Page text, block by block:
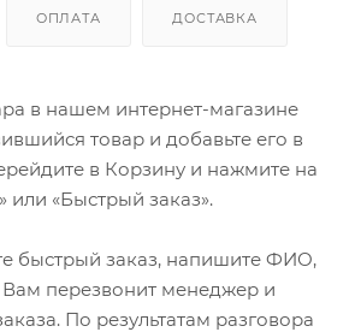
ОПЛАТА ДОСТАВКА
в нашем интернет-магазине
товар и добавьте его в
в Корзину и нажмите на
или «Быстрый заказ».
быстрый заказ, напишите ФИО,
перезвонит менеджер и
По результатам разговора